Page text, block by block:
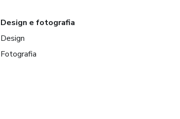
Design e fotografia
Design
Fotografia